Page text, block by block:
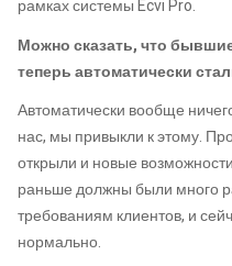
рамках системы Ecvi Pro.
Можно сказать, что
теперь автоматически
Автоматически вообще
нас, мы привыкли к этому.
открыли и новые
раньше должны были много
требованиям клиентов, и
нормально.